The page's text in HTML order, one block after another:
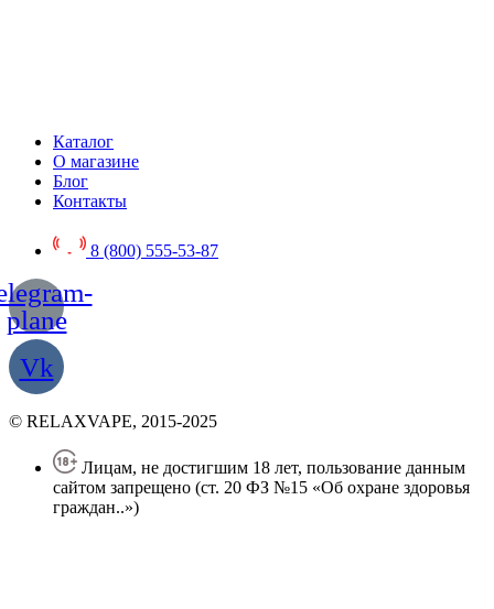
Каталог
О магазине
Блог
Контакты
8 (800) 555-53-87
plane
Vk
© RELAXVAPE, 2015-2025
Лицам, не достигшим 18 лет, пользование данным
сайтом запрещено (ст. 20 ФЗ №15 «Об охране здоровья
граждан..»)